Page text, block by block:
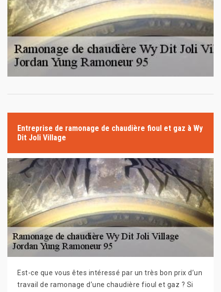
Entreprise de ramonage de chaudière fioul et gaz à Wy
Dit Joli Village
Est-ce que vous êtes intéressé par un très bon prix d’un
travail de ramonage d’une chaudière fioul et gaz ? Si